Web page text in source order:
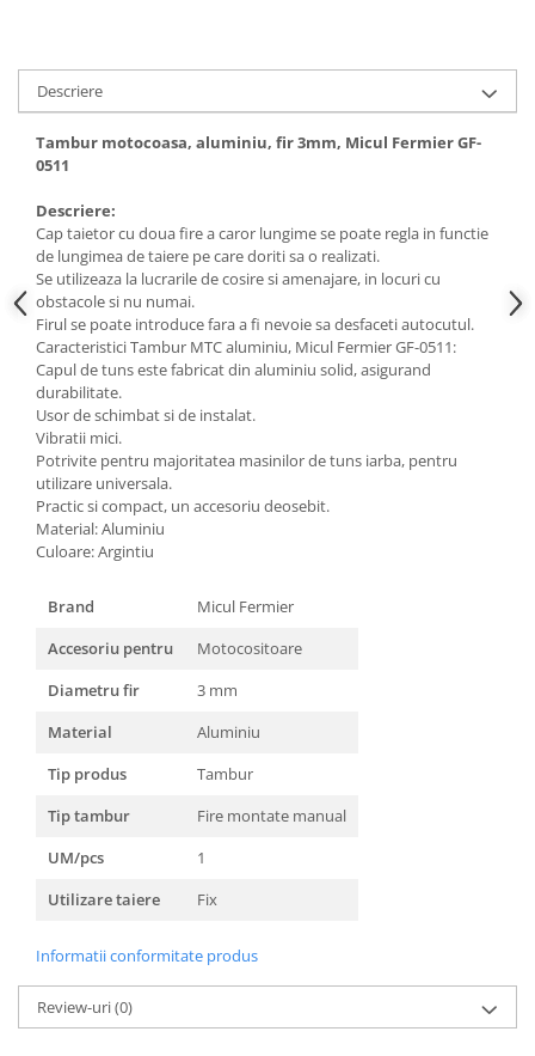
Hota tavan
Hote cupolare
Hote decorative
Hote insula
Hote telescopice
Hote traditionale
Masini de Spalat Rufe & Uscatoare
Accesorii masini de spalat &
uscatoare
Masini automate de spalat rufe
Masini de spalat rufe cu uscator
Masini de spalat rufe verticale
Uscatoare de rufe
Masini de spalat vase
Masini de spalat vase incorporabile
independente
Motoburghiu/Foreza pamant
Pachete Incorporabile
Pirostrii & Arzatoare
Radiatoare
Semanatoare,Plantatoare
Sere
Suflante & Aspiratoare
Aspiratoare
Descriere
Tambur motocoasa, aluminiu, fir 3mm, Micul Fermier GF-
0511
Descriere:
Cap taietor cu doua fire a caror lungime se poate regla in functie
de lungimea de taiere pe care doriti sa o realizati.
Se utilizeaza la lucrarile de cosire si amenajare, in locuri cu
obstacole si nu numai.
Firul se poate introduce fara a fi nevoie sa desfaceti autocutul.
Caracteristici Tambur MTC aluminiu, Micul Fermier GF-0511:
Capul de tuns este fabricat din aluminiu solid, asigurand
durabilitate.
Usor de schimbat si de instalat.
Vibratii mici.
Potrivite pentru majoritatea masinilor de tuns iarba, pentru
utilizare universala.
Practic si compact, un accesoriu deosebit.
Material: Aluminiu
Culoare: Argintiu
Brand
Micul Fermier
Accesoriu pentru
Motocositoare
Diametru fir
3 mm
Material
Aluminiu
Tip produs
Tambur
Tip tambur
Fire montate manual
UM/pcs
1
Utilizare taiere
Fix
Informatii conformitate produs
Review-uri(0)